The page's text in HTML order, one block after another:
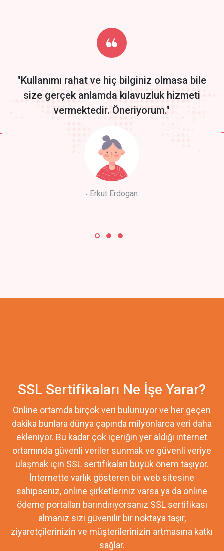
Start by trying our service for 30 days free trial no credit card
required.
"Kullanımı rahat ve hiç bilginiz olmasa bile
size gerçek anlamda kılavuzluk hizmeti
vermektedir. Öneriyorum."
Erkut Erdogan
SSL Sertifikaları Ne İşe Yarar?
Online ortamda birçok veri bulunuyor ve her geçen
dakika bunlara dünya çapında milyonlarca veri daha
ekleniyor. Bu kadar çok içeriğin yer aldığı internet
ortamında güvenli veriler sunmak ve güvenli veriye
ulaşmak için SSL sertifikaları büyük önem taşıyor.
İnternette varlık gösteren bir web sitesine
sahipseniz, online şirketleriniz varsa ya da online
ödeme portalları barındırıyorsanız SSL sertifikası
almanız sizi güvenilir bir noktaya taşır,
ziyaretçilerinizin ve müşterilerinizin artmasına katkı
sağlar.